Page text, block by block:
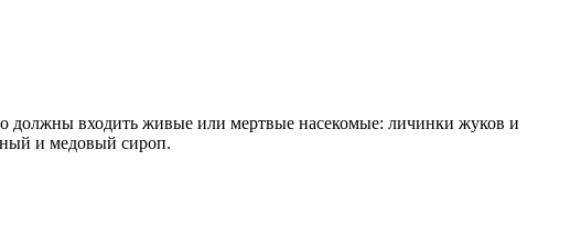
должны входить живые или мертвые насекомые: личинки жуков и
и медовый сироп.